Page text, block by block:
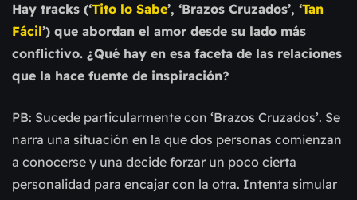
Hay tracks (‘Tito lo Sabe’, ‘Brazos Cruzados’, ‘Tan
Fácil’) que abordan el amor desde su lado más
conflictivo. ¿Qué hay en esa faceta de las relaciones
que la hace fuente de inspiración?
PB: Sucede particularmente con ‘Brazos Cruzados’. Se
narra una situación en la que dos personas comienzan
a conocerse y una decide forzar un poco cierta
personalidad para encajar con la otra. Intenta simular